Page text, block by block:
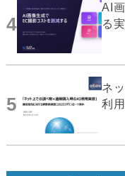
4
AI
る
5
ネ
利